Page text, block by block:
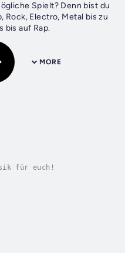
Spielt? Denn bist du
Rock, Electro, Metal bis zu
bis auf Rap.
MORE
für euch!